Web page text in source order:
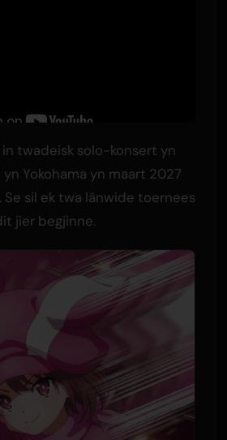
twadeisk solo-konsert yn
yn Yokohama yn maart 2027
sil ek twa lânwide toernees
jier begjinne.